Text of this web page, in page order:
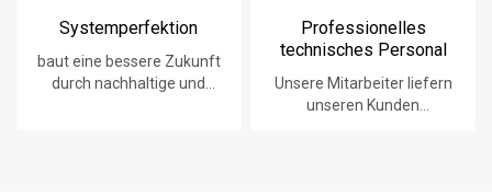
Systemperfektion
baut eine bessere Zukunft
durch nachhaltige und
Professionelles
technisches Personal
Unsere Mitarbeiter liefern
unseren Kunden